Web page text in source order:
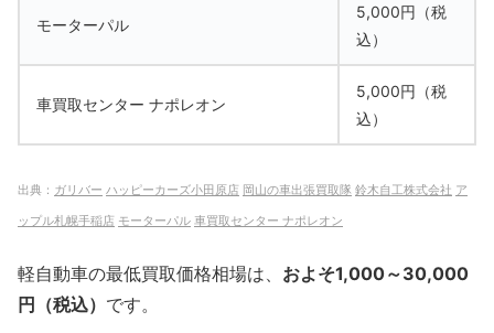
モーターパル
5,000円（税
込）
車買取センター ナポレオン
5,000円（税
込）
出典： ガリバー ハッピーカーズ小田原店 岡山の車出張買取隊 鈴木自工株式会社 ア
ップル札幌手稲店 モーターパル 車買取センター ナポレオン
軽自動車の最低買取価格相場は、 およそ1,000～30,000
円（税込） です。